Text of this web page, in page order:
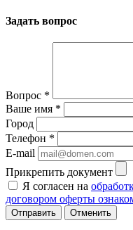
Задать вопрос
Вопрос *
Ваше имя *
Город
Телефон *
E-mail
Прикрепить документ
Я согласен на
договором оферты
Отменить